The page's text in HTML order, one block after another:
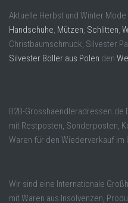
Aktuelle Herbst und Winter
Handschuhe, Mützen, Schlitten,
Christbaumschmuck, Silvester
Silvester Böller aus Polen den
B2B-Grosshaendleradressen.de
mit Restposten, Sonderposten,
Waren für den Wiederverkauf im
Wir sind eine Internationale
mit Waren aus Insolvenzen,